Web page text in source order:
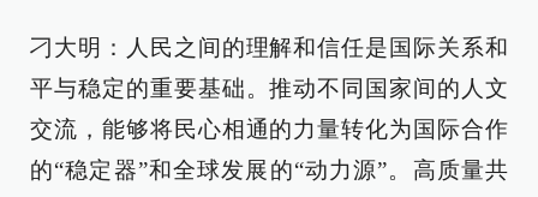
刁大明：人民之间的理解和信任是国际关系和
平与稳定的重要基础。推动不同国家间的人文
交流，能够将民心相通的力量转化为国际合作
的“稳定器”和全球发展的“动力源”。高质量共